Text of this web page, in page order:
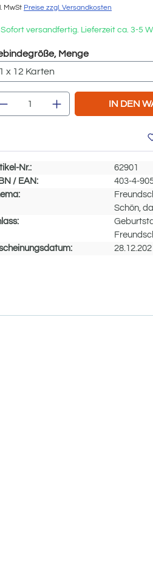
MwSt Preise zzgl. Versandkosten
Sofort versandfertig. Lieferzeit ca. 3-5
Mengeauswählen
Anzahl: GibIN DEN
Nr.:
62901
/ EAN:
403-4-
Schön,